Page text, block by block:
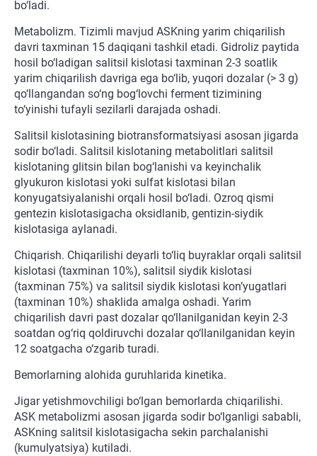
bo‘ladi.
Metabolizm. Tizimli mavjud ASKning yarim chiqarilish
davri taxminan 15 daqiqani tashkil etadi. Gidroliz paytida
hosil bo‘ladigan salitsil kislotasi taxminan 2-3 soatlik
yarim chiqarilish davriga ega bo‘lib, yuqori dozalar (> 3 g)
qo‘llangandan so‘ng bog‘lovchi ferment tizimining
to‘yinishi tufayli sezilarli darajada oshadi.
Salitsil kislotasining biotransformatsiyasi asosan jigarda
sodir bo‘ladi. Salitsil kislotaning metabolitlari salitsil
kislotaning glitsin bilan bog‘lanishi va keyinchalik
glyukuron kislotasi yoki sulfat kislotasi bilan
konyugatsiyalanishi orqali hosil bo‘ladi. Ozroq qismi
gentezin kislotasigacha oksidlanib, gentizin-siydik
kislotasiga aylanadi.
Chiqarish. Chiqarilishi deyarli to‘liq buyraklar orqali salitsil
kislotasi (taxminan 10%), salitsil siydik kislotasi
(taxminan 75%) va salitsil siydik kislotasi kon’yugatlari
(taxminan 10%) shaklida amalga oshadi. Yarim
chiqarilish davri past dozalar qo‘llanilganidan keyin 2-3
soatdan og‘riq qoldiruvchi dozalar qo‘llanilganidan keyin
12 soatgacha o‘zgarib turadi.
Bemorlarning alohida guruhlarida kinetika.
Jigar yetishmovchiligi bo‘lgan bemorlarda chiqarilishi.
ASK metabolizmi asosan jigarda sodir bo‘lganligi sababli,
ASKning salitsil kislotasigacha sekin parchalanishi
(kumulyatsiya) kutiladi.